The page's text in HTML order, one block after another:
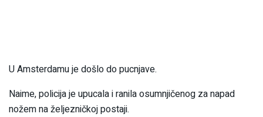
U Amsterdamu je došlo do pucnjave.
Naime, policija je upucala i ranila osumnjičenog za napad
nožem na željezničkoj postaji.